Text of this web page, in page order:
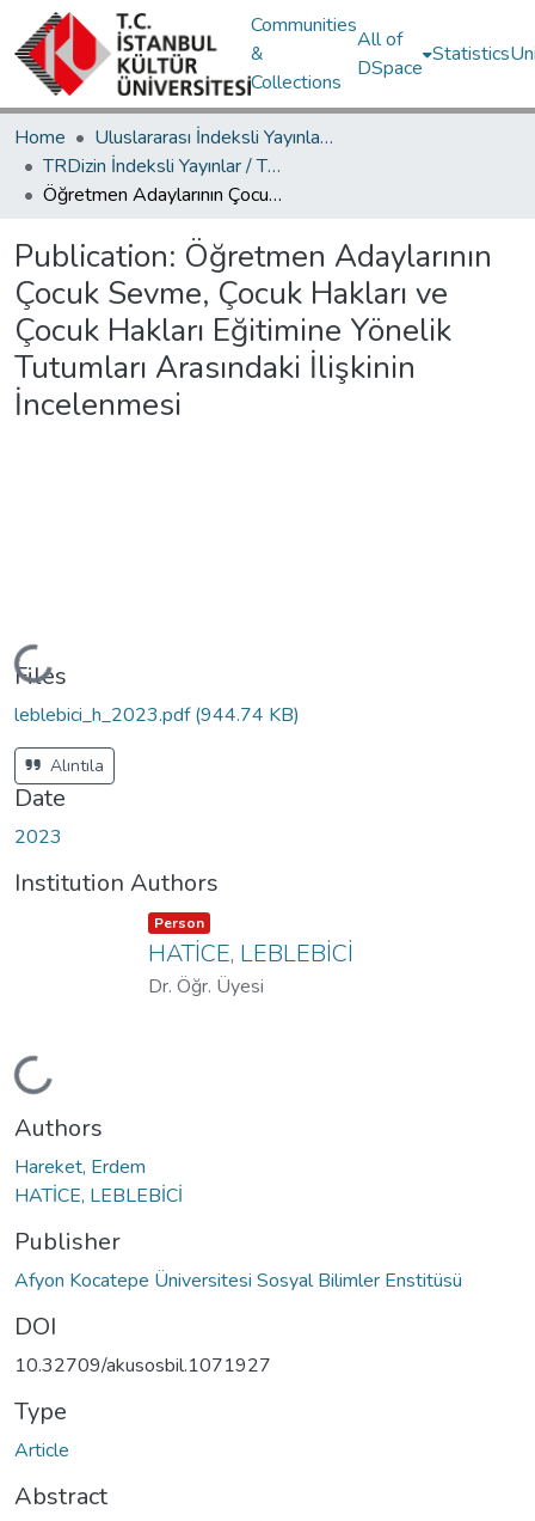
Communities
&
Collections
All of
DSpace
Statistics
Home
Uluslararası İndeksli Yayınlar / International Indexed Publications
TRDizin İndeksli Yayınlar / TRDizin Indexed Publications
Öğretmen Adaylarının Çocuk Sevme, Çocuk Hakları ve Çocuk Hakları Eğitimine Yönelik Tutumları Arasındaki İlişkinin İncelenmesi
Publication: Öğretmen Adaylarının
Çocuk Sevme, Çocuk Hakları ve
Çocuk Hakları Eğitimine Yönelik
Tutumları Arasındaki İlişkinin
İncelenmesi
Loading...
Files
leblebici_h_2023.pdf(944.74 KB)
Alıntıla
Date
2023
Institution Authors
Loading...
Item type:
Person ,
HATİCE, LEBLEBİCİ
Dr. Öğr. Üyesi
Authors
Hareket, Erdem
HATİCE, LEBLEBİCİ
Publisher
Afyon Kocatepe Üniversitesi Sosyal Bilimler Enstitüsü
DOI
10.32709/akusosbil.1071927
Type
Article
Abstract